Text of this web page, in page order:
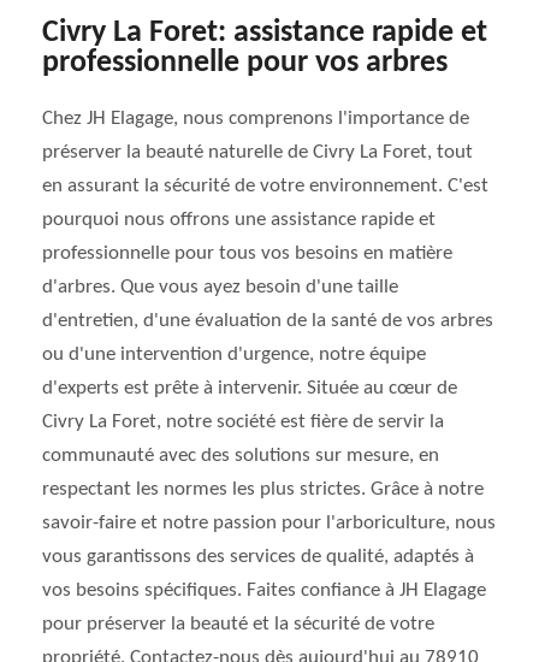
Civry La Foret: assistance rapide et
professionnelle pour vos arbres
Chez JH Elagage, nous comprenons l'importance de
préserver la beauté naturelle de Civry La Foret, tout
en assurant la sécurité de votre environnement. C'est
pourquoi nous offrons une assistance rapide et
professionnelle pour tous vos besoins en matière
d'arbres. Que vous ayez besoin d'une taille
d'entretien, d'une évaluation de la santé de vos arbres
ou d'une intervention d'urgence, notre équipe
d'experts est prête à intervenir. Située au cœur de
Civry La Foret, notre société est fière de servir la
communauté avec des solutions sur mesure, en
respectant les normes les plus strictes. Grâce à notre
savoir-faire et notre passion pour l'arboriculture, nous
vous garantissons des services de qualité, adaptés à
vos besoins spécifiques. Faites confiance à JH Elagage
pour préserver la beauté et la sécurité de votre
propriété. Contactez-nous dès aujourd'hui au 78910